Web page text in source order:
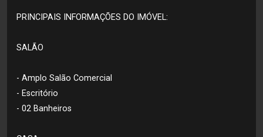
PRINCIPAIS INFORMAÇÕES DO IMÓVEL:
SALÃO
- Amplo Salão Comercial
- Escritório
- 02 Banheiros